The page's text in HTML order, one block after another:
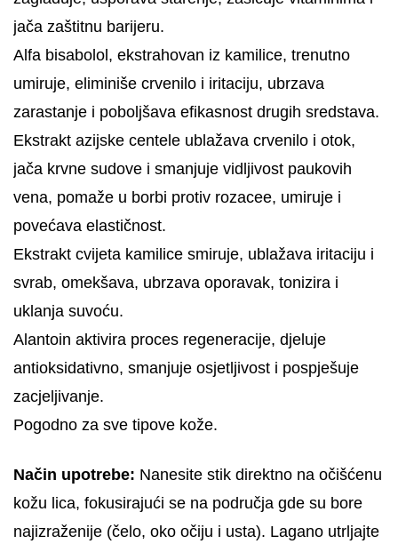
jača zaštitnu barijeru.
Alfa bisabolol, ekstrahovan iz kamilice, trenutno
umiruje, eliminiše crvenilo i iritaciju, ubrzava
zarastanje i poboljšava efikasnost drugih sredstava.
Ekstrakt azijske centele ublažava crvenilo i otok,
jača krvne sudove i smanjuje vidljivost paukovih
vena, pomaže u borbi protiv rozacee, umiruje i
povećava elastičnost.
Ekstrakt cvijeta kamilice smiruje, ublažava iritaciju i
svrab, omekšava, ubrzava oporavak, tonizira i
uklanja suvoću.
Alantoin aktivira proces regeneracije, djeluje
antioksidativno, smanjuje osjetljivost i pospješuje
zacjeljivanje.
Pogodno za sve tipove kože.
Način upotrebe: Nanesite stik direktno na očišćenu
kožu lica, fokusirajući se na područja gde su bore
najizraženije (čelo, oko očiju i usta). Lagano utrljajte